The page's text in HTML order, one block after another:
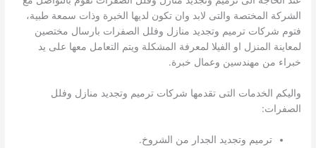
الشركة المختصة والتى لابد وان تكون لديها الخبرة وذات سمعة طبية،
فتوم شركات ترميم وتجديد منازل وفلل الصفرات بارسال مختصين
لمعاينة المنزل او الفيلا لمعرفة المشكلة ويتم التعامل معها على يد
خبراء من مهندسين وعمال خبرة.
واليكم الخدمات التى تقدمها شركات ترميم وتجديد منازل وفلل
الصفرات:
ترميم وتجديد الجدار من الشروخ.